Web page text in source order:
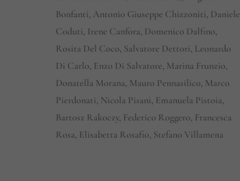
Bonfanti, Antonio Giuseppe Chizzoniti, Daniele
Coduti, Irene Canfora, Domenico Dalfino,
Rosita Del Coco, Salvatore Dettori, Leonardo
Di Carlo, Enzo Di Salvatore, Marina Frunzio,
Donatella Morana, Mauro Pennasilico, Marco
Pierdonati, Nicola Pisani, Emanuela Pistoia,
Bartosz Rakoczy, Federico Roggero, Francesca
Rosa, Elisabetta Rosafio, Stefano Villamena